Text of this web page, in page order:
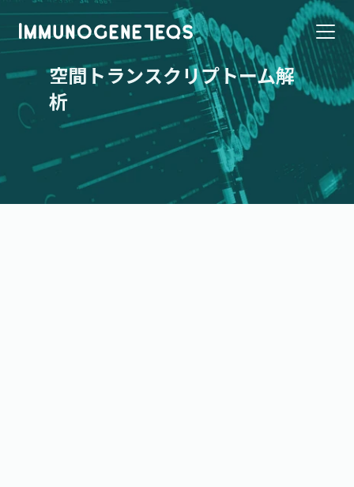
空間トランスクリプトーム解
析
解析概要
ヒアリングフォーム